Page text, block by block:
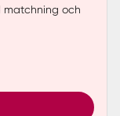
matchning och